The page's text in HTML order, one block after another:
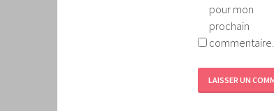
pour mon
prochain
commentaire.